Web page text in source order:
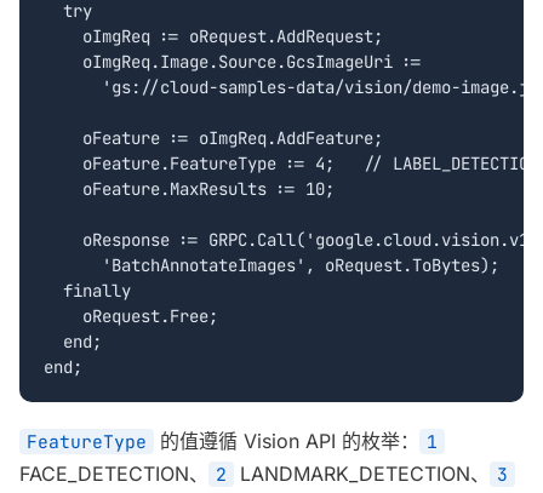
  try
    oImgReq := oRequest.AddRequest;
    oImgReq.Image.Source.GcsImageUri :=
'gs://cloud-samples-data/vision/demo-
    oFeature := oImgReq.AddFeature;
    oFeature.FeatureType := 4;   // LABEL_DETECTION
    oFeature.MaxResults := 10;
oResponse :=
      'BatchAnnotateImages', oRequest.ToBytes);
  finally
    oRequest.Free;
  end;
end;
FeatureType 的值遵循 Vision API 的枚举： 1
FACE_DETECTION、 2 LANDMARK_DETECTION、 3